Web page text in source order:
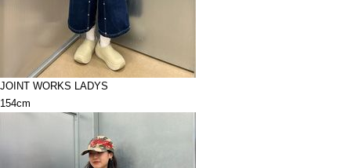
JOINT WORKS LADYS
154cm